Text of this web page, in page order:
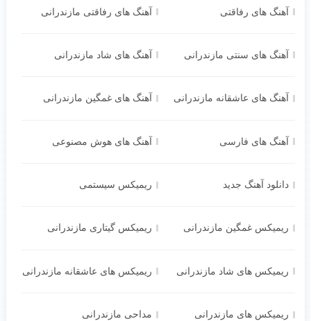
آهنگ های رفاقتی آهنگ های رفاقتی مازندرانی
آهنگ های سنتی مازندرانی آهنگ های شاد مازندرانی
آهنگ های عاشقانه مازندرانی آهنگ های غمگین مازندرانی
آهنگ های فارسی آهنگ های هوش مصنوعی
دانلود آهنگ جدید ریمیکس سیستمی
ریمیکس غمگین مازندرانی ریمیکس گیتاری مازندرانی
ریمیکس های شاد مازندرانی ریمیکس های عاشقانه مازندرانی
ریمیکس های مازندرانی مداحی مازندرانی